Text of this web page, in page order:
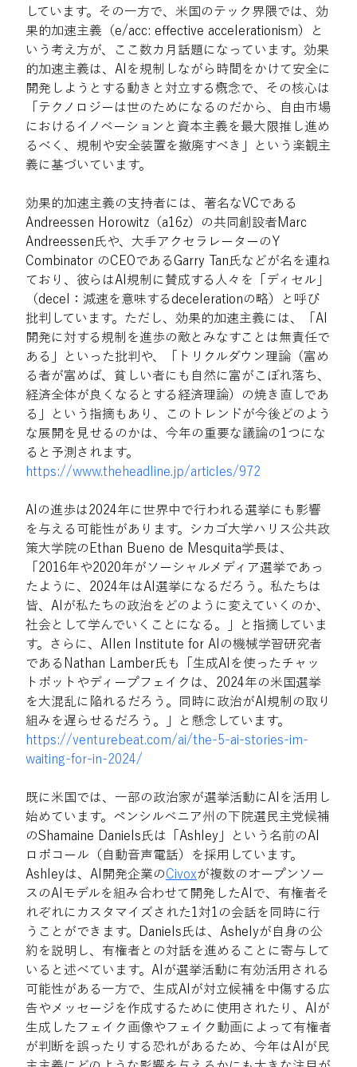
しています。その一方で、米国のテック界隈では、効
果的加速主義（e/acc: effective accelerationism）と
いう考え方が、ここ数カ月話題になっています。効果
的加速主義は、AIを規制しながら時間をかけて安全に
開発しようとする動きと対立する概念で、その核心は
「テクノロジーは世のためになるのだから、自由市場
におけるイノベーションと資本主義を最大限推し進め
るべく、規制や安全装置を撤廃すべき」という楽観主
義に基づいています。
効果的加速主義の支持者には、著名なVCである
Andreessen Horowitz（a16z）の共同創設者Marc
Andreessen氏や、大手アクセラレーターのY
Combinator のCEOであるGarry Tan氏などが名を連ね
ており、彼らはAI規制に賛成する人々を「ディセル」
（decel：減速を意味するdecelerationの略）と呼び
批判しています。ただし、効果的加速主義には、「AI
開発に対する規制を進歩の敵とみなすことは無責任で
ある」といった批判や、「トリクルダウン理論（富め
る者が富めば、貧しい者にも自然に富がこぼれ落ち、
経済全体が良くなるとする経済理論）の焼き直しであ
る」という指摘もあり、このトレンドが今後どのよう
な展開を見せるのかは、今年の重要な議論の1つにな
ると予測されます。
https://www.theheadline.jp/articles/972
AIの進歩は2024年に世界中で行われる選挙にも影響
を与える可能性があります。シカゴ大学ハリス公共政
策大学院のEthan Bueno de Mesquita学長は、
「2016年や2020年がソーシャルメディア選挙であっ
たように、2024年はAI選挙になるだろう。私たちは
皆、AIが私たちの政治をどのように変えていくのか、
社会として学んでいくことになる。」と指摘していま
す。さらに、Allen Institute for AIの機械学習研究者
であるNathan Lamber氏も「生成AIを使ったチャッ
トボットやディープフェイクは、2024年の米国選挙
を大混乱に陥れるだろう。同時に政治がAI規制の取り
組みを遅らせるだろう。」と懸念しています。
https://venturebeat.com/ai/the-5-ai-stories-im-
waiting-for-in-2024/
既に米国では、一部の政治家が選挙活動にAIを活用し
始めています。ペンシルベニア州の下院選民主党候補
のShamaine Daniels氏は「Ashley」という名前のAI
ロボコール（自動音声電話）を採用しています。
Ashleyは、AI開発企業のCivoxが複数のオープンソー
スのAIモデルを組み合わせて開発したAIで、有権者そ
れぞれにカスタマイズされた1対1の会話を同時に行
うことができます。Daniels氏は、Ashelyが自身の公
約を説明し、有権者との対話を進めることに寄与して
いると述べています。AIが選挙活動に有効活用される
可能性がある一方で、生成AIが対立候補を中傷する広
告やメッセージを作成するために使用されたり、AIが
生成したフェイク画像やフェイク動画によって有権者
が判断を誤ったりする恐れがあるため、今年はAIが民